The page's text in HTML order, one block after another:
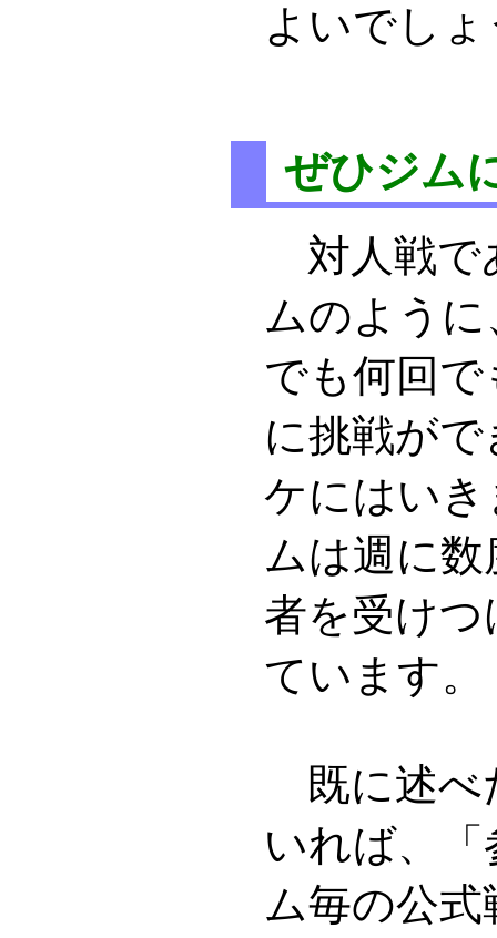
よいでし
ぜひジム
対人戦で
ムのよう
でも何回
に挑戦が
ケにはい
ムは週に
者を受け
ています。
既に述べ
いれば、
ム毎の公